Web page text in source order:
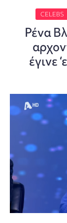
CELEBS
Ρένα
έγινε